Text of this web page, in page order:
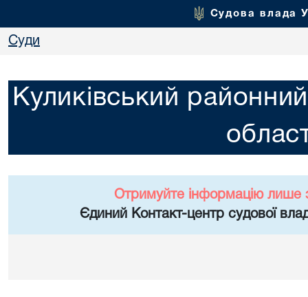
Судова влада
Суди
Куликівський районний
Отримуйте інформацію лише
Єдиний Контакт-центр судової